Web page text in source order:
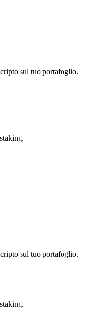
sul tuo portafoglio.
sul tuo portafoglio.